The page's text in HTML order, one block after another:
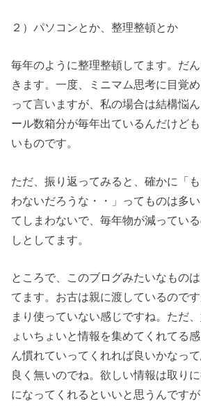
２）パソコンとか、整理整頓とか
毎年のように整理整頓してます。だ
きます。一度、ミニマム思考に目覚
って言いますが、私の場合は結構悩
ール数箱分が毎年出ているんだけど
いものです。
ただ、振り返ってみると、確かに「
わないだろうな・・」ってものは多
てしまわないで、毎年物が減ってい
しとしてます。
ところで、このブログみたいなもの
てます。お古は親に渡しているので
まり使っていない感じですね。ただ
ょいちょいと情報を集めてくれてる
ん慣れていってくれれば良いかなっ
良く無いのでね。欲しい情報は取り
になってくれるといいと思うんです